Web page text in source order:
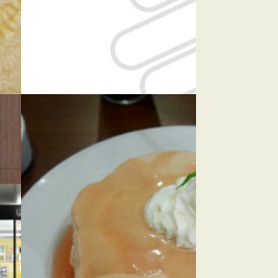
ビルズ 東
急プラザ
表参道原宿
★★☆